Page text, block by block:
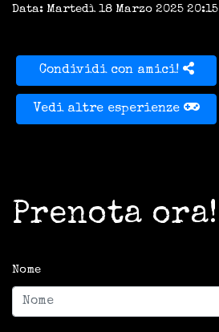
Data: Martedì 18 Marzo 2025 20:15
Condividi con amici!
Vedi altre esperienze
Prenota ora!
Nome